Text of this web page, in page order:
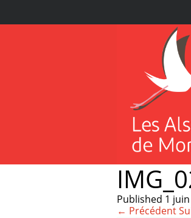
Published 1
← Précédent